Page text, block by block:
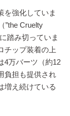
を強化していま
”the Cruelty
踏み切っていま
チップ装着の上
4万バーツ（約12
負担も提供され
増え続けている